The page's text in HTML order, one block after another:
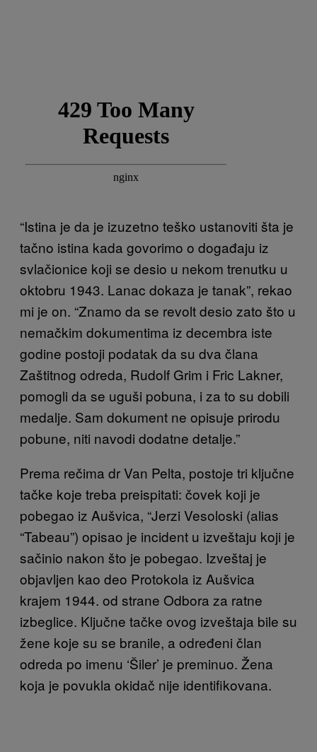
“Istina je da je izuzetno teško ustanoviti šta je
tačno istina kada govorimo o događaju iz
svlačionice koji se desio u nekom trenutku u
oktobru 1943. Lanac dokaza je tanak”, rekao
mi je on. “Znamo da se revolt desio zato što u
nemačkim dokumentima iz decembra iste
godine postoji podatak da su dva člana
Zaštitnog odreda, Rudolf Grim i Fric Lakner,
pomogli da se uguši pobuna, i za to su dobili
medalje. Sam dokument ne opisuje prirodu
pobune, niti navodi dodatne detalje.”
Prema rečima dr Van Pelta, postoje tri ključne
tačke koje treba preispitati: čovek koji je
pobegao iz Aušvica, “Jerzi Vesoloski (alias
“Tabeau”) opisao je incident u izveštaju koji je
sačinio nakon što je pobegao. Izveštaj je
objavljen kao deo Protokola iz Aušvica
krajem 1944. od strane Odbora za ratne
izbeglice. Ključne tačke ovog izveštaja bile su
žene koje su se branile, a određeni član
odreda po imenu ‘Šiler’ je preminuo. Žena
koja je povukla okidač nije identifikovana.